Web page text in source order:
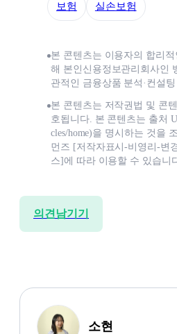
보험 실손보험
본 콘텐츠는 이용자의 합리
해 본인신용정보관리회사인
관적인 금융상품 분석·컨설
본 콘텐츠는 저작권법 및 콘
호됩니다. 본 콘텐츠는 출처
cles/home)을 명시하는 것을
먼즈 [저작자표시-비영리-변
스]에 따라 이용할 수 있습니
의견남기기
소현